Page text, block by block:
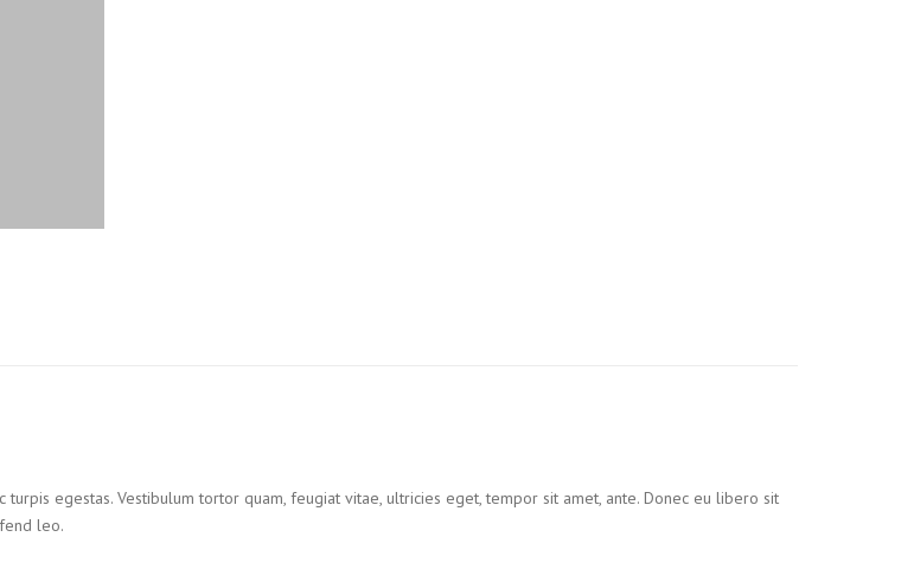
egestas. Vestibulum tortor quam, feugiat vitae, ultricies eget, tempor sit amet, ante. Donec eu libero sit
leo.